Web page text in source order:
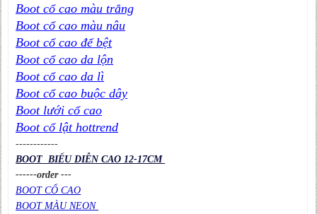
Boot cổ cao màu trắng
Boot cổ cao màu nâu
Boot cổ cao đế bệt
Boot cổ cao da lộn
Boot cổ cao da lì
Boot cổ cao buộc dây
Boot lưới cổ cao
Boot cổ lật hottrend
------------
BOOT BIỂU DIỄN CAO 12-17CM
------order ---
BOOT CỔ CAO
BOOT MÀU NEON